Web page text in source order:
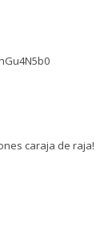
caraja de raja!